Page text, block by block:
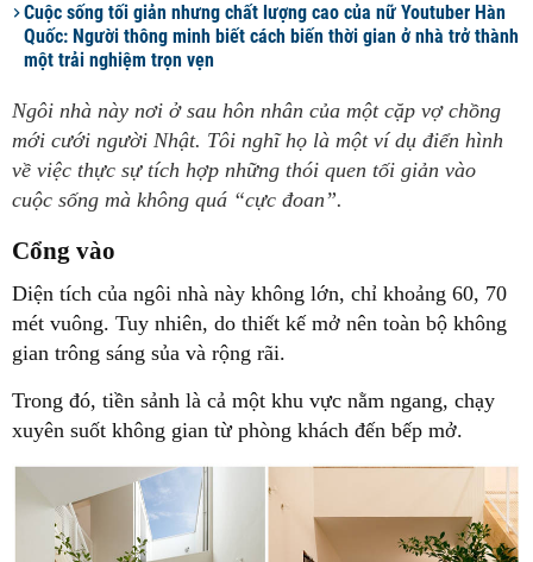
Cuộc sống tối giản nhưng chất lượng cao của nữ Youtuber Hàn
Quốc: Người thông minh biết cách biến thời gian ở nhà trở thành
một trải nghiệm trọn vẹn
Ngôi nhà này nơi ở sau hôn nhân của một cặp vợ chồng
mới cưới người Nhật. Tôi nghĩ họ là một ví dụ điển hình
về việc thực sự tích hợp những thói quen tối giản vào
cuộc sống mà không quá “cực đoan”.
Cổng vào
Diện tích của ngôi nhà này không lớn, chỉ khoảng 60, 70
mét vuông. Tuy nhiên, do thiết kế mở nên toàn bộ không
gian trông sáng sủa và rộng rãi.
Trong đó, tiền sảnh là cả một khu vực nằm ngang, chạy
xuyên suốt không gian từ phòng khách đến bếp mở.